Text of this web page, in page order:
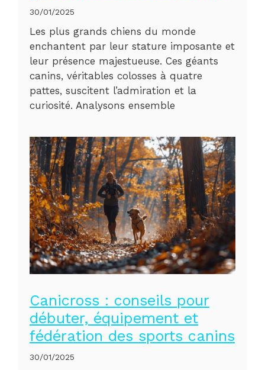
30/01/2025
Les plus grands chiens du monde
enchantent par leur stature imposante et
leur présence majestueuse. Ces géants
canins, véritables colosses à quatre
pattes, suscitent l’admiration et la
curiosité. Analysons ensemble
Canicross : conseils pour
débuter, équipement et
fédération des sports canins
30/01/2025